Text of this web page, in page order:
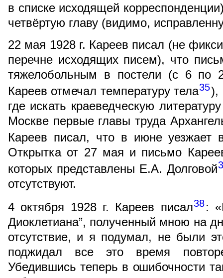
в списке исходящей
четвёртую главу (видимо,
22 мая 1928 г. Кареев писал (не
перечне исходящих писем), что
тяжелобольным в постели (с 6 по
Кареев отмечал температуру тела35),
где искать краеведческую
Москве первые главы труда
Кареев писал, что в июне уезжает
Открытка от 27 мая и письмо
которых представлены Е.А. Долговой
отсутствуют.
4 октября 1928 г. Кареев писал38:
Диоклетиана”, полученный мною на
отсутствие, и я подумал, не были
поджидал все это время
Убедившись теперь в ошибочности